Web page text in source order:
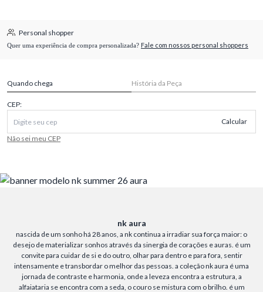
Personal shopper
Quer uma experiência de compra personalizada? Fale com nossos personal shoppers
Quando chega História da Peça
CEP:
Calcular
Não sei meu CEP
nk aura
nascida de um sonho há 28 anos, a nk continua a irradiar sua força maior: o
desejo de materializar sonhos através da sinergia de corações e auras. é um
convite para cuidar de si e do outro, olhar para dentro e para fora, sentir
intensamente e transbordar o melhor das pessoas. a coleção nk aura é uma
jornada de contraste e harmonia, onde a leveza encontra a estrutura, a
alfaiataria se encontra com a seda, o couro se mistura com o brilho. é um